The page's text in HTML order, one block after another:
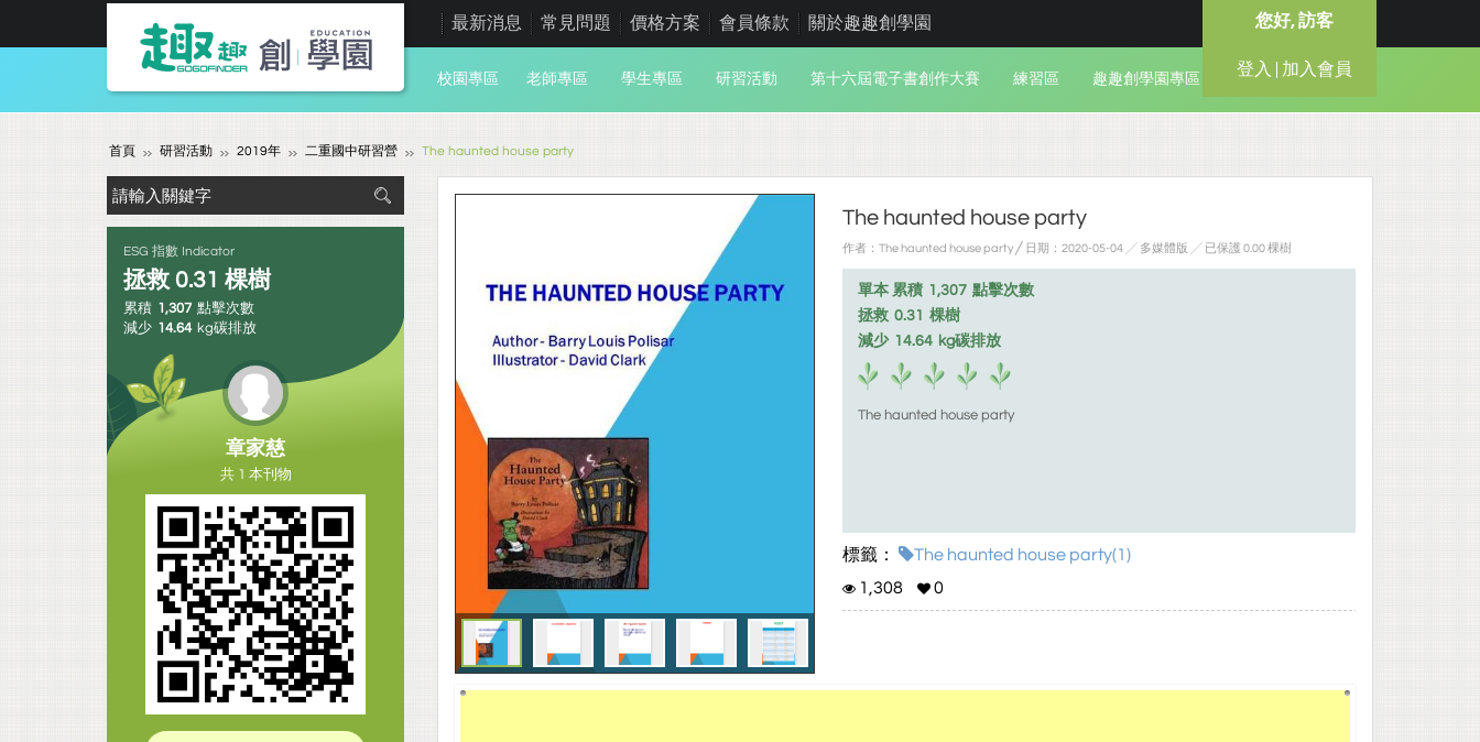
您好, 訪客
登入 | 加入會員
最新消息 常見問題 價格方案 會員條款 關於趣趣創學園
校園專區 老師專區 學生專區 研習活動 第十六屆電子書創作大賽 練習區 趣趣創學園專區
首頁 研習活動 2019年 二重國中研習營 The haunted house party
The haunted house party
作者：The haunted house party ╱ 日期：2020-05-04 ╱ 多媒體版 ╱ 已保護 0.00 棵樹
單本 累積 1,307 點擊次數
拯救 0.31 棵樹
減少 14.64 kg碳排放
The haunted house party
標籤：
The haunted house party(1)
1,308
0
ESG 指數 Indicator
拯救 0.31 棵樹
累積 1,307 點擊次數
減少 14.64 kg碳排放
章家慈
共 1 本刊物